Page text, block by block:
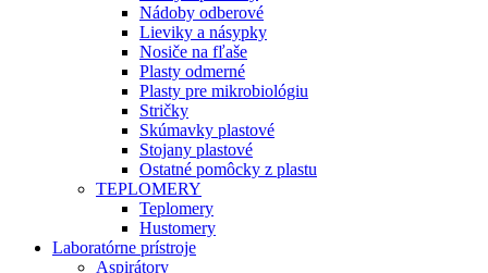
Nádoby odberové
Lieviky a násypky
Nosiče na fľaše
Plasty odmerné
Plasty pre mikrobiológiu
Stričky
Skúmavky plastové
Stojany plastové
Ostatné pomôcky z plastu
TEPLOMERY
Teplomery
Hustomery
Laboratórne prístroje
Aspirátory